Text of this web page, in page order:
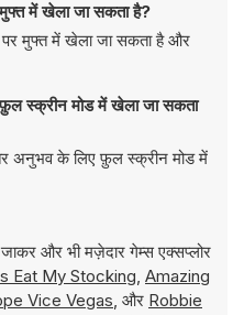
में खेला जा सकता है?
मुफ्त में खेला जा सकता है और
स्क्रीन मोड में खेला जा सकता
अनुभव के लिए फ़ुल स्क्रीन मोड में
और भी मज़ेदार गेम्स एक्सप्लोर
Eat My Stocking, Amazing
Vice Vegas, और Robbie